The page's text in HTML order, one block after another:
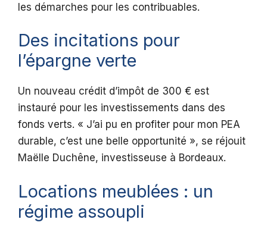
les démarches pour les contribuables.
Des incitations pour
l’épargne verte
Un nouveau crédit d’impôt de 300 € est
instauré pour les investissements dans des
fonds verts. « J’ai pu en profiter pour mon PEA
durable, c’est une belle opportunité », se réjouit
Maëlle Duchêne, investisseuse à Bordeaux.
Locations meublées : un
régime assoupli